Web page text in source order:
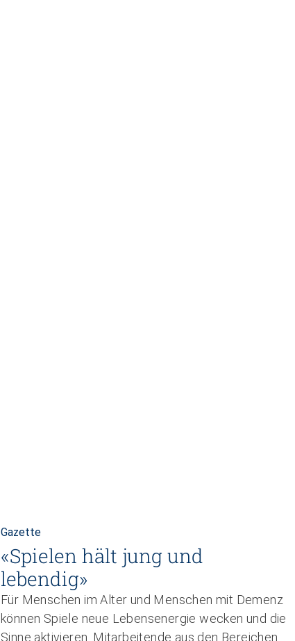
Gazette
«Spielen hält jung und
lebendig»
Für Menschen im Alter und Menschen mit Demenz
können Spiele neue Lebensenergie wecken und die
Sinne aktivieren. Mitarbeitende aus den Bereichen